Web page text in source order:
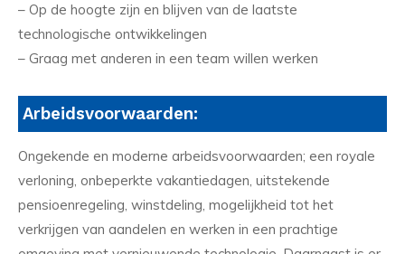
– Op de hoogte zijn en blijven van de laatste
technologische ontwikkelingen
– Graag met anderen in een team willen werken
Arbeidsvoorwaarden:
Ongekende en moderne arbeidsvoorwaarden; een royale
verloning, onbeperkte vakantiedagen, uitstekende
pensioenregeling, winstdeling, mogelijkheid tot het
verkrijgen van aandelen en werken in een prachtige